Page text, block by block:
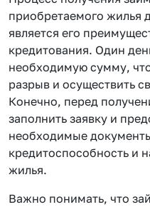
приобретаемого жилья
является его
кредитования. Один
необходимую сумму,
разрыв и осуществить
Конечно, перед
заполнить заявку и
необходимые
кредитоспособность и
жилья.
Важно понимать, что